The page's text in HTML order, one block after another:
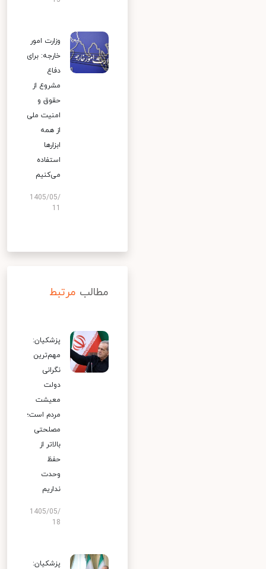
وزارت امور
خارجه: برای
دفاع
مشروع از
حقوق و
امنیت ملی
از همه
ابزارها
استفاده
می‌کنیم
1405/05/
مطالب مرتبط
پزشکیان:
مهم‌ترین
نگرانی
دولت
معیشت
مردم است؛
مصلحتی
بالاتر از
حفظ
وحدت
نداریم
1405/05/
18
پزشکیان: